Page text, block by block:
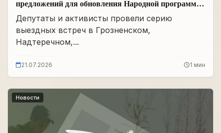
предложений для обновления Народной программы
в сфере АПК
Депутаты и активисты провели серию
выездных встреч в Грозненском,
Надтеречном,...
21.07.2026 1 мин
Новости